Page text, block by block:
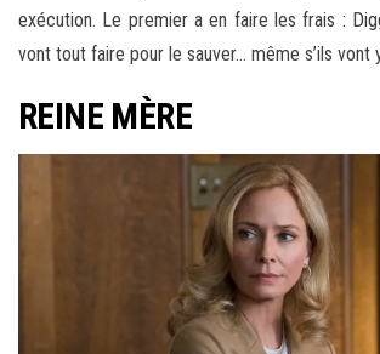
exécution. Le premier a en faire les frais :
vont tout faire pour le sauver… même s’ils vont
REINE MÈRE